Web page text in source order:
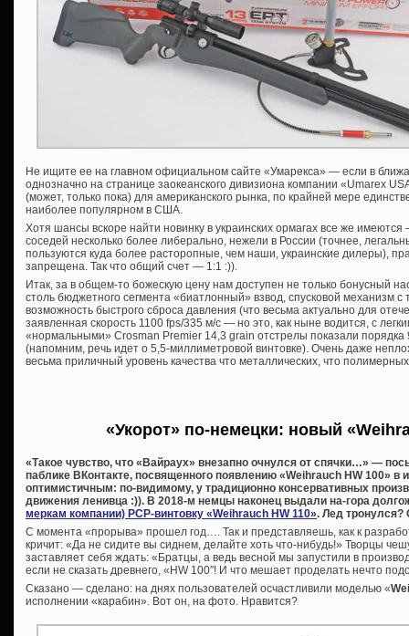
Не ищите ее на главном официальном сайте «Умарекса» — если в
однозначно на странице заокеанского дивизиона компании «Umarex
(может, только пока) для американского рынка, по крайней мере
наиболее популярном в США.
Хотя шансы вскоре найти новинку в украинских ормагах все же
соседей несколько более либерально, нежели в России (точнее,
пользуются куда более расторопные, чем наши, украинские дилеры),
запрещена. Так что общий счет — 1:1 :)).
Итак, за в общем-то божескую цену нам доступен не только бонусный
столь бюджетного сегмента «биатлонный» взвод, спусковой механизм
возможность быстрого сброса давления (что весьма актуально для
заявленная скорость 1100 fps/335 м/с — но это, как ныне водится, с
«нормальными» Crosman Premier 14,3 grain отстрелы показали порядка
(напомним, речь идет о 5,5-миллиметровой винтовке). Очень даже
весьма приличный уровень качества что металлических, что
«Укорот» по-немецки: новый
«Такое чувство, что «Вайраух» внезапно очнулся от спячки…» —
паблике ВКонтакте, посвященного появлению «Weihrauch HW 100» в
оптимистичным: по-видимому, у традиционно консервативных
движения ленивца :)). В 2018-м немцы наконец выдали на-гора
меркам компании) PCP-винтовку «Weihrauch HW 110». Лед тронулся?
С момента «прорыва» прошел год…. Так и представляешь, как к
кричит: «Да не сидите вы сиднем, делайте хоть что-нибудь!» Творцы
заставляет себя ждать: «Братцы, а ведь весной мы запустили в
если не сказать древнего, «HW 100″! И что мешает проделать нечто
Сказано — сделано: на днях пользователей осчастливили моделью «
исполнении «карабин». Вот он, на фото. Нравится?